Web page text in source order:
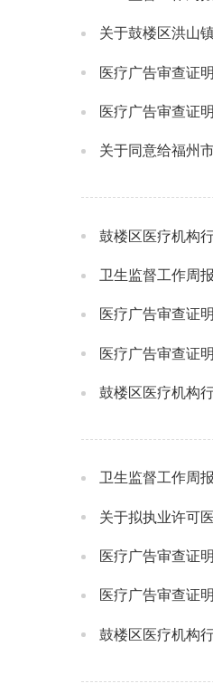
关于鼓楼区洪山
医疗广告审查证
医疗广告审查证
关于同意给福州
鼓楼区医疗机构
卫生监督工作周报
医疗广告审查证
医疗广告审查证
鼓楼区医疗机构
卫生监督工作周报
关于拟执业许可
医疗广告审查证
医疗广告审查证
鼓楼区医疗机构